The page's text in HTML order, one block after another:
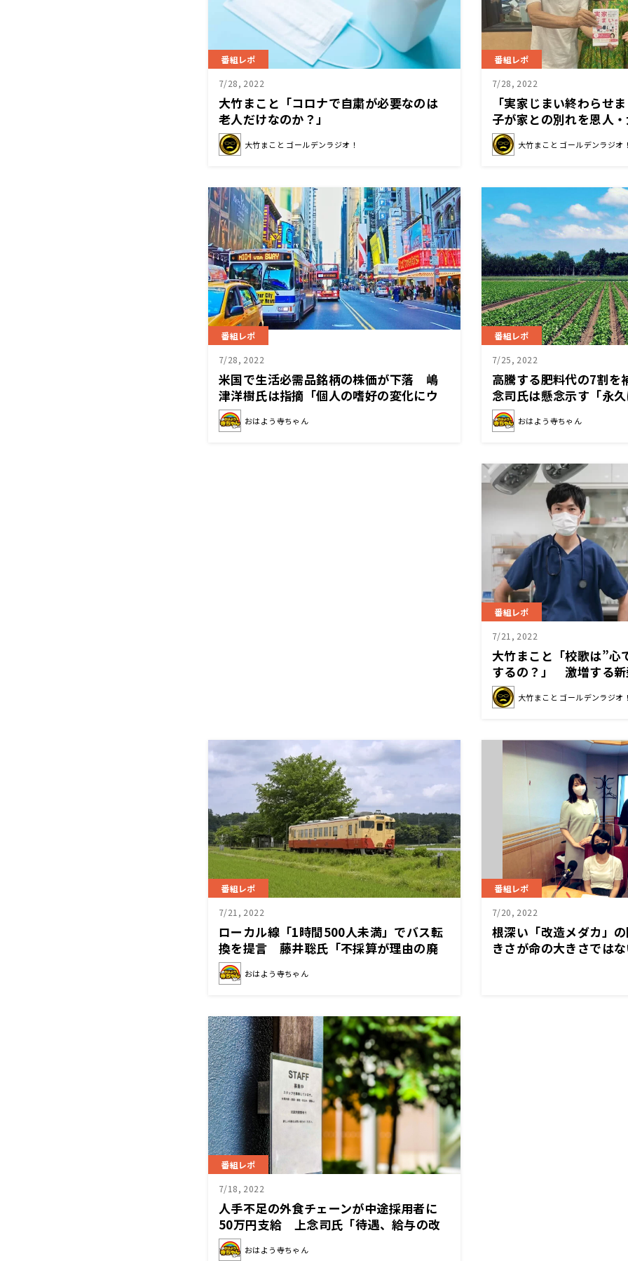
番組レポ
7/28, 2022
大竹まこと「コロナで自粛が必要なのは
老人だけなのか？」
大竹まこと ゴールデンラジオ！
番組レポ
7/28, 2022
「実家じまい終わらせ
子が家との別れを恩人
る
大竹まこと ゴールデンラジオ
番組レポ
7/28, 2022
米国で生活必需品銘柄の株価が下落 嶋
津洋樹氏は指摘「個人の嗜好の変化にウ
ォルマートもついていけない」
おはよう寺ちゃん
番組レポ
7/25, 2022
高騰する肥料代の7割
念司氏は懸念示す「永
いう話」
おはよう寺ちゃん
番組レポ
7/21, 2022
大竹まこと「校歌は”心
するの？」 激増する新
者、第7波について…
大竹まこと ゴールデンラジオ
番組レポ
7/21, 2022
ローカル線「1時間500人未満」でバス転
換を提言 藤井聡氏「不採算が理由の廃
線は間違い」
おはよう寺ちゃん
番組レポ
7/20, 2022
根深い「改造メダカ」
きさが命の大きさでは
番組レポ
7/18, 2022
人手不足の外食チェーンが中途採用者に
50万円支給 上念司氏「待遇、給与の改
善が広がるのは非常によいこと」
おはよう寺ちゃん